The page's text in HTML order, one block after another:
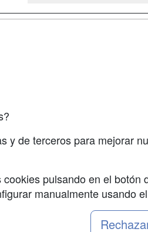
y de terceros para mejorar
pulsando en el
manualmente usando